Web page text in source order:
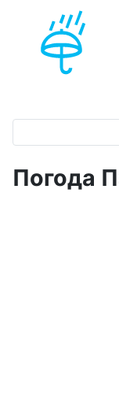
Погода